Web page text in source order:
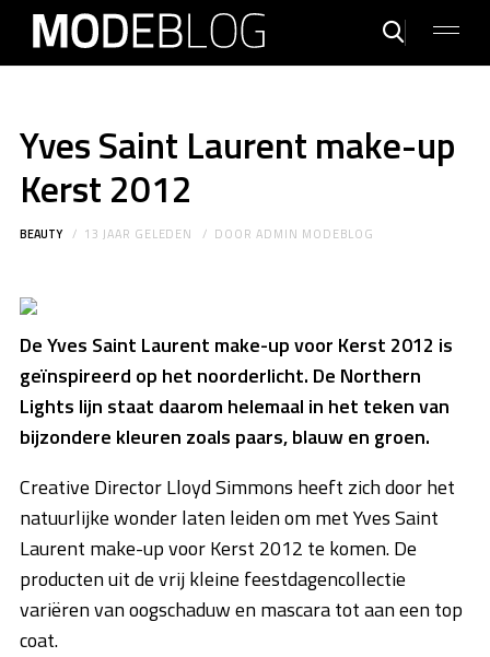
Yves Saint Laurent make-up
Kerst 2012
BEAUTY 13 JAAR GELEDEN DOORADMIN MODEBLOG
De Yves Saint Laurent make-up voor Kerst 2012 is
geïnspireerd op het noorderlicht. De Northern
Lights lijn staat daarom helemaal in het teken van
bijzondere kleuren zoals paars, blauw en groen.
Creative Director Lloyd Simmons heeft zich door het
natuurlijke wonder laten leiden om met Yves Saint
Laurent make-up voor Kerst 2012 te komen. De
producten uit de vrij kleine feestdagencollectie
variëren van oogschaduw en mascara tot aan een top
coat.